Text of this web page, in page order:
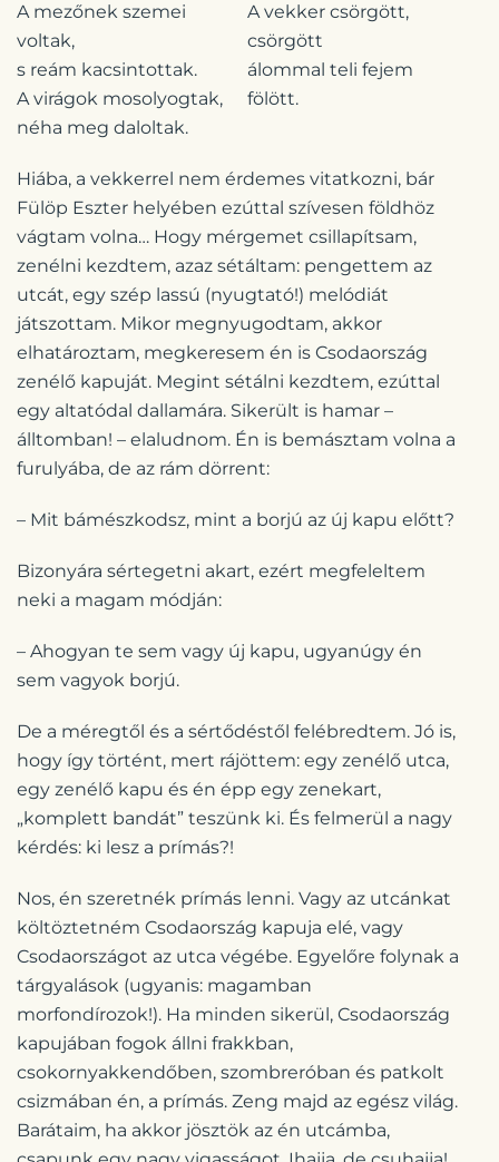
A mezőnek szemei
voltak,
s reám kacsintottak.
A virágok mosolyogtak,
néha meg daloltak.
A vekker csörgött,
csörgött
álommal teli fejem
fölött.
Hiába, a vekkerrel nem érdemes vitatkozni, bár
Fülöp Eszter helyében ezúttal szívesen földhöz
vágtam volna… Hogy mérgemet csillapítsam,
zenélni kezdtem, azaz sétáltam: pengettem az
utcát, egy szép lassú (nyugtató!) melódiát
játszottam. Mikor megnyugodtam, akkor
elhatároztam, megkeresem én is Csodaország
zenélő kapuját. Megint sétálni kezdtem, ezúttal
egy altatódal dallamára. Sikerült is hamar –
álltomban! – elaludnom. Én is bemásztam volna a
furulyába, de az rám dörrent:
– Mit bámészkodsz, mint a borjú az új kapu előtt?
Bizonyára sértegetni akart, ezért megfeleltem
neki a magam módján:
– Ahogyan te sem vagy új kapu, ugyanúgy én
sem vagyok borjú.
De a méregtől és a sértődéstől felébredtem. Jó is,
hogy így történt, mert rájöttem: egy zenélő utca,
egy zenélő kapu és én épp egy zenekart,
„komplett bandát” teszünk ki. És felmerül a nagy
kérdés: ki lesz a prímás?!
Nos, én szeretnék prímás lenni. Vagy az utcánkat
költöztetném Csodaország kapuja elé, vagy
Csodaországot az utca végébe. Egyelőre folynak a
tárgyalások (ugyanis: magamban
morfondírozok!). Ha minden sikerül, Csodaország
kapujában fogok állni frakkban,
csokornyakkendőben, szombreróban és patkolt
csizmában én, a prímás. Zeng majd az egész világ.
Barátaim, ha akkor jösztök az én utcámba,